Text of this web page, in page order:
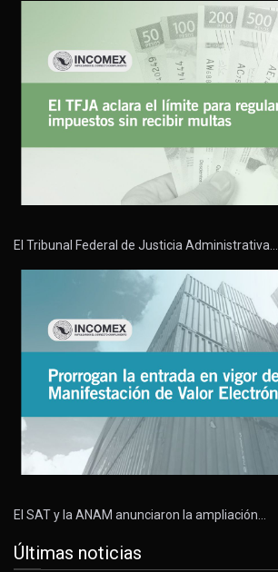
El Tribunal Federal de Justicia Administrativa…
El SAT y la ANAM anunciaron la ampliación…
Últimas noticias